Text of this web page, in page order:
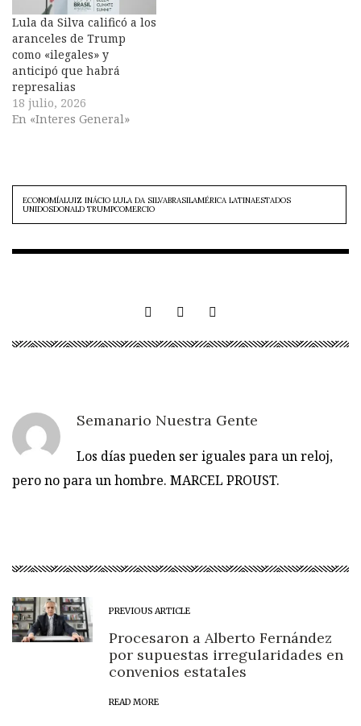
Lula da Silva calificó a los
aranceles de Trump
como «ilegales» y
anticipó que habrá
represalias
18 julio, 2026
En «Interes General»
ECONOMÍALUIZ INÁCIO LULA DA SILVABRASILAMÉRICA LATINAESTADOS
UNIDOSDONALD TRUMPCOMERCIO
Semanario Nuestra Gente
Los días pueden ser iguales para un reloj,
pero no para un hombre. MARCEL PROUST.
PREVIOUS ARTICLE
Procesaron a Alberto Fernández
por supuestas irregularidades en
convenios estatales
READ MORE